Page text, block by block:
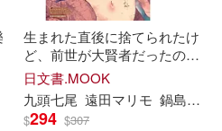
生まれた直後に捨てられたけ
ど、前世が大賢者だったので
余裕で生きてます ~最強赤ち
ゃん大暴走~ 13
日文書.MOOK
九頭七尾 遠田マリ モ 鍋島テツヒロ
$294 $307